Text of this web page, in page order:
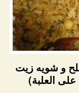
و شويه زيت